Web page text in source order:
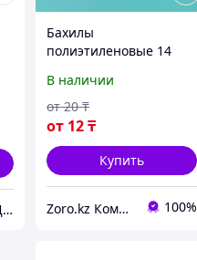
MOLLY - ВСЕ ДЛЯ ИНДУСТРИИ КРАСОТЫ
Бахилы
полиэтиленовые 14
В наличии
от 12₸
от 20 ₸
Купить
Zoro.kz Компаниясы 100%